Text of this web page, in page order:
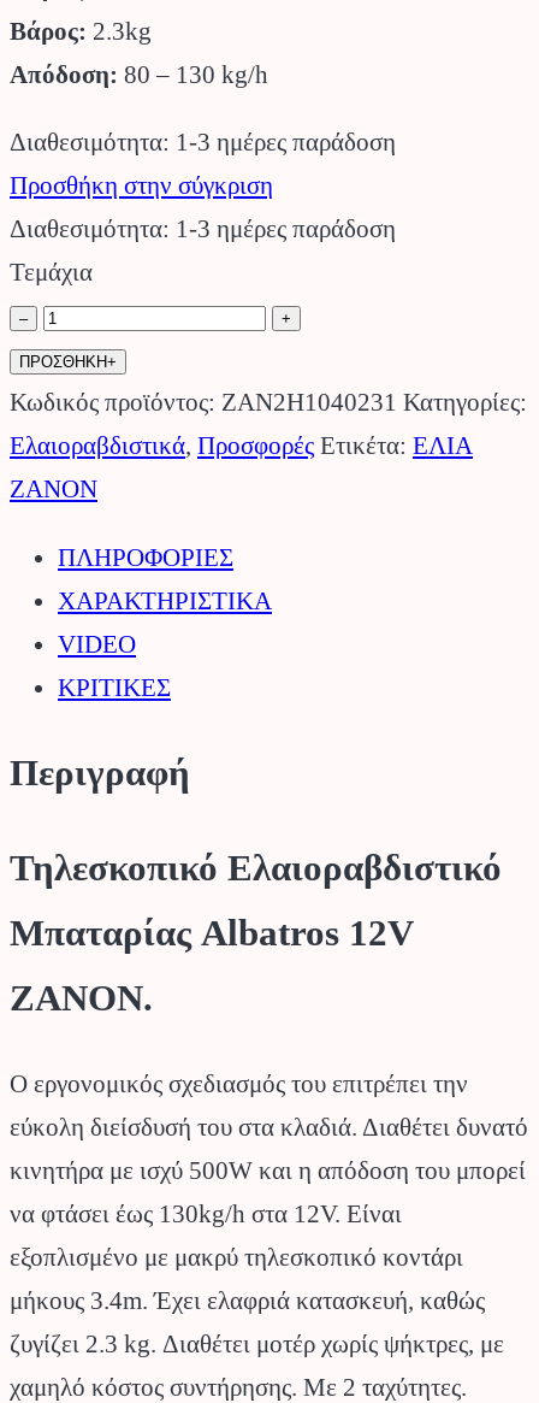
Βάρος: 2.3kg
Απόδοση: 80 – 130 kg/h
Διαθεσιμότητα: 1-3 ημέρες παράδοση
Προσθήκη στην σύγκριση
Διαθεσιμότητα: 1-3 ημέρες παράδοση
Τεμάχια
–
Τηλεσκοπικό
Ελαιοραβδιστικό
Μπαταρίας
Albatros
12V
ποσότητα
+
ΠΡΟΣΘΗΚΗ+
Κωδικός προϊόντος: ZAN2H1040231 Κατηγορίες:
Ελαιοραβδιστικά, Προσφορές Ετικέτα: ΕΛΙΑ
ZANON
ΠΛΗΡΟΦΟΡΙΕΣ
ΧΑΡΑΚΤΗΡΙΣΤΙΚΑ
VIDEO
ΚΡΙΤΙΚΕΣ
Περιγραφή
Τηλεσκοπικό Ελαιοραβδιστικό
Μπαταρίας Albatros 12V
ZANON.
Ο εργονομικός σχεδιασμός του επιτρέπει την
εύκολη διείσδυσή του στα κλαδιά. Διαθέτει δυνατό
κινητήρα με ισχύ 500W και η απόδοση του μπορεί
να φτάσει έως 130kg/h στα 12V. Είναι
εξοπλισμένο με μακρύ τηλεσκοπικό κοντάρι
μήκους 3.4m. Έχει ελαφριά κατασκευή, καθώς
ζυγίζει 2.3 kg. Διαθέτει μοτέρ χωρίς ψήκτρες, με
χαμηλό κόστος συντήρησης. Με 2 ταχύτητες.